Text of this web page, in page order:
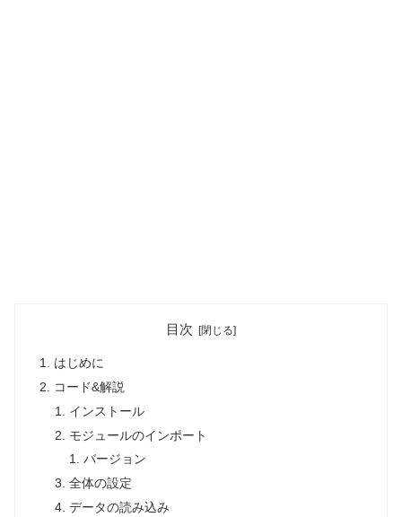
目次
はじめに
コード&解説
インストール
モジュールのインポート
バージョン
全体の設定
データの読み込み